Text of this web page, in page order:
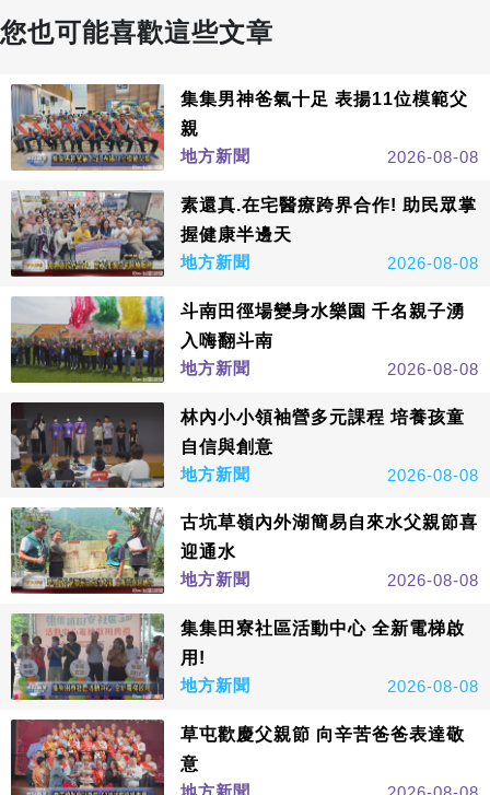
您也可能喜歡這些文章
集集男神爸氣十足 表揚11位模範父
親
地方新聞
2026-08-08
素還真.在宅醫療跨界合作! 助民眾掌
握健康半邊天
地方新聞
2026-08-08
斗南田徑場變身水樂園 千名親子湧
入嗨翻斗南
地方新聞
2026-08-08
林內小小領袖營多元課程 培養孩童
自信與創意
地方新聞
2026-08-08
古坑草嶺內外湖簡易自來水父親節喜
迎通水
地方新聞
2026-08-08
集集田寮社區活動中心 全新電梯啟
用!
地方新聞
2026-08-08
草屯歡慶父親節 向辛苦爸爸表達敬
意
地方新聞